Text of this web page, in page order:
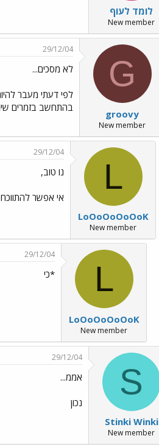
לומד לעוף
New member
G
groovy
New member
29/12/04
לא מסכים...
לפי דעתי מעבר
בהתחשב בזמרים
L
LoOoOoOoOoK
New member
29/12/04
נו טוב,
אי אפשר
L
LoOoOoOoOoK
New member
29/12/04
*כי
S
Stinki Winki
New member
29/12/04
אממ...
נכון